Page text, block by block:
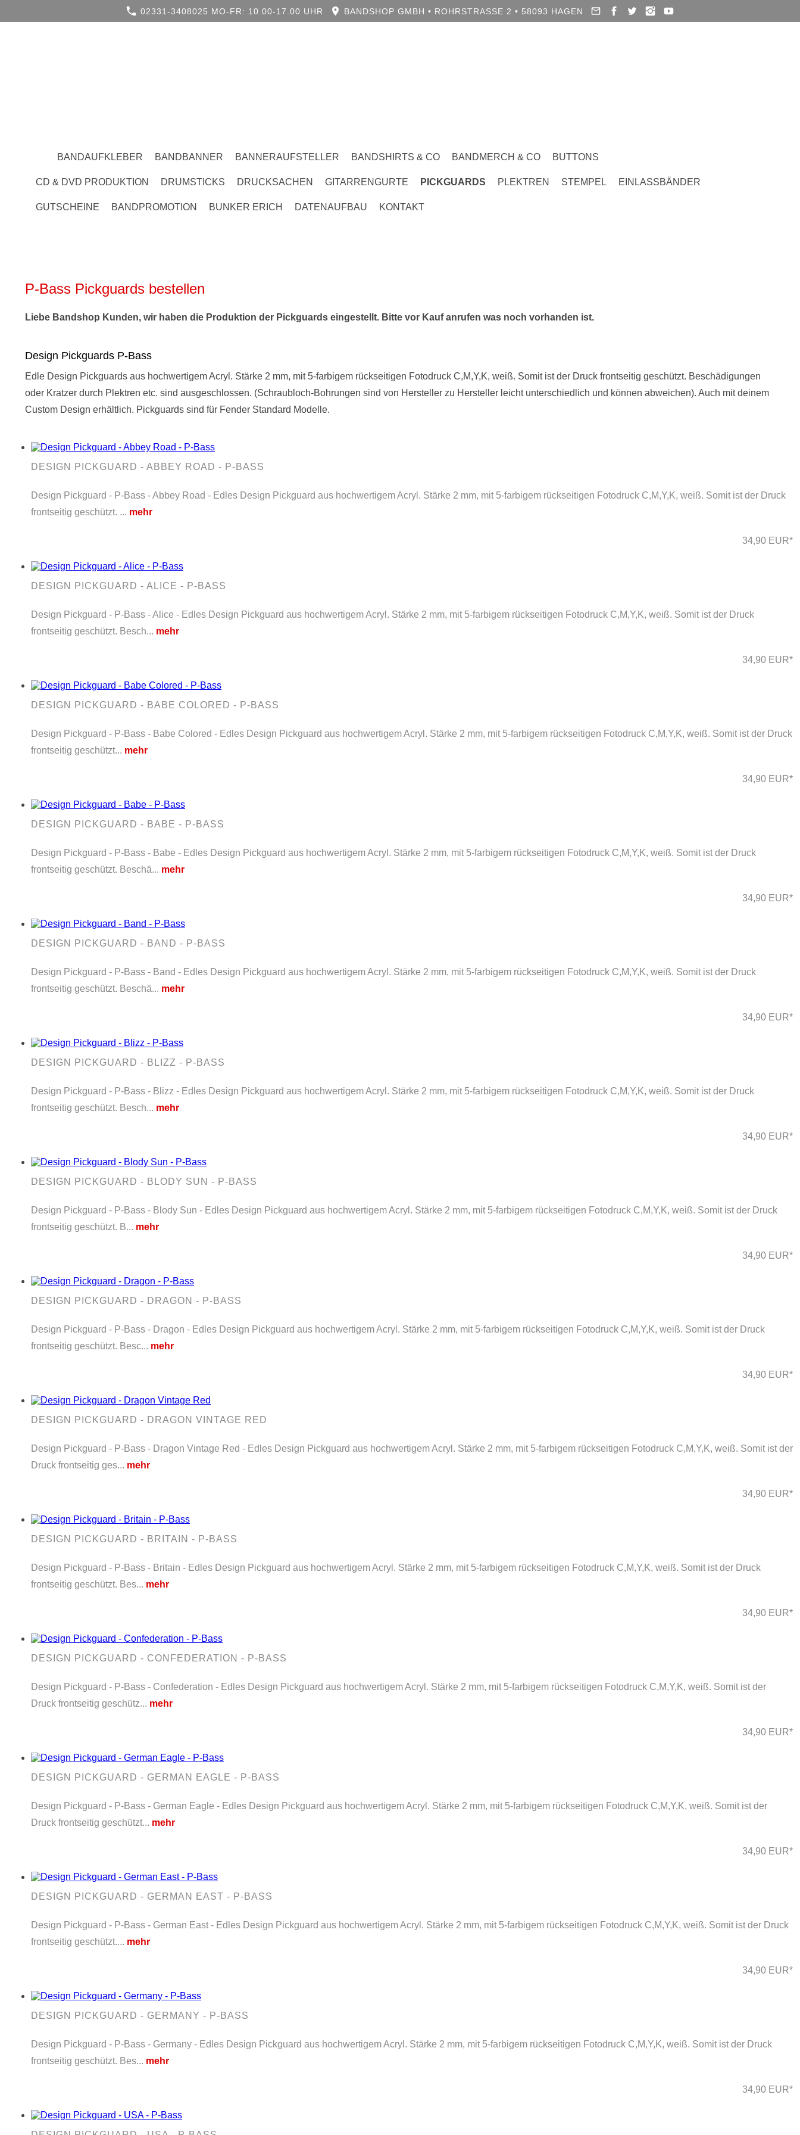
02331-3408025 MO-FR: 10.00-17.00 UHR BANDSHOP GMBH • ROHRSTRASSE 2 • 58093 HAGEN
BANDAUFKLEBER BANDBANNER BANNERAUFSTELLER BANDSHIRTS & CO BANDMERCH & CO BUTTONS
CD & DVD PRODUKTION DRUMSTICKS DRUCKSACHEN GITARRENGURTE PICKGUARDS PLEKTREN STEMPEL EINLASSBÄNDER
GUTSCHEINE BANDPROMOTION BUNKER ERICH DATENAUFBAU KONTAKT
P-Bass Pickguards bestellen
Liebe Bandshop Kunden, wir haben die Produktion der Pickguards eingestellt. Bitte vor Kauf anrufen was noch vorhanden ist.
Design Pickguards P-Bass
Edle Design Pickguards aus hochwertigem Acryl. Stärke 2 mm, mit 5-farbigem rückseitigen Fotodruck C,M,Y,K, weiß. Somit ist der Druck frontseitig geschützt. Beschädigungen
oder Kratzer durch Plektren etc. sind ausgeschlossen. (Schraubloch-Bohrungen sind von Hersteller zu Hersteller leicht unterschiedlich und können abweichen). Auch mit deinem
Custom Design erhältlich. Pickguards sind für Fender Standard Modelle.
DESIGN PICKGUARD - ABBEY ROAD - P-BASS
Design Pickguard - P-Bass - Abbey Road - Edles Design Pickguard aus hochwertigem Acryl. Stärke 2 mm, mit 5-farbigem rückseitigen Fotodruck C,M,Y,K, weiß. Somit ist der Druck
frontseitig geschützt. ... mehr
34,90 EUR*
DESIGN PICKGUARD - ALICE - P-BASS
Design Pickguard - P-Bass - Alice - Edles Design Pickguard aus hochwertigem Acryl. Stärke 2 mm, mit 5-farbigem rückseitigen Fotodruck C,M,Y,K, weiß. Somit ist der Druck
frontseitig geschützt. Besch... mehr
34,90 EUR*
DESIGN PICKGUARD - BABE COLORED - P-BASS
Design Pickguard - P-Bass - Babe Colored - Edles Design Pickguard aus hochwertigem Acryl. Stärke 2 mm, mit 5-farbigem rückseitigen Fotodruck C,M,Y,K, weiß. Somit ist der Druck
frontseitig geschützt... mehr
34,90 EUR*
DESIGN PICKGUARD - BABE - P-BASS
Design Pickguard - P-Bass - Babe - Edles Design Pickguard aus hochwertigem Acryl. Stärke 2 mm, mit 5-farbigem rückseitigen Fotodruck C,M,Y,K, weiß. Somit ist der Druck
frontseitig geschützt. Beschä... mehr
34,90 EUR*
DESIGN PICKGUARD - BAND - P-BASS
Design Pickguard - P-Bass - Band - Edles Design Pickguard aus hochwertigem Acryl. Stärke 2 mm, mit 5-farbigem rückseitigen Fotodruck C,M,Y,K, weiß. Somit ist der Druck
frontseitig geschützt. Beschä... mehr
34,90 EUR*
DESIGN PICKGUARD - BLIZZ - P-BASS
Design Pickguard - P-Bass - Blizz - Edles Design Pickguard aus hochwertigem Acryl. Stärke 2 mm, mit 5-farbigem rückseitigen Fotodruck C,M,Y,K, weiß. Somit ist der Druck
frontseitig geschützt. Besch... mehr
34,90 EUR*
DESIGN PICKGUARD - BLODY SUN - P-BASS
Design Pickguard - P-Bass - Blody Sun - Edles Design Pickguard aus hochwertigem Acryl. Stärke 2 mm, mit 5-farbigem rückseitigen Fotodruck C,M,Y,K, weiß. Somit ist der Druck
frontseitig geschützt. B... mehr
34,90 EUR*
DESIGN PICKGUARD - DRAGON - P-BASS
Design Pickguard - P-Bass - Dragon - Edles Design Pickguard aus hochwertigem Acryl. Stärke 2 mm, mit 5-farbigem rückseitigen Fotodruck C,M,Y,K, weiß. Somit ist der Druck
frontseitig geschützt. Besc... mehr
34,90 EUR*
DESIGN PICKGUARD - DRAGON VINTAGE RED
Design Pickguard - P-Bass - Dragon Vintage Red - Edles Design Pickguard aus hochwertigem Acryl. Stärke 2 mm, mit 5-farbigem rückseitigen Fotodruck C,M,Y,K, weiß. Somit ist der
Druck frontseitig ges... mehr
34,90 EUR*
DESIGN PICKGUARD - BRITAIN - P-BASS
Design Pickguard - P-Bass - Britain - Edles Design Pickguard aus hochwertigem Acryl. Stärke 2 mm, mit 5-farbigem rückseitigen Fotodruck C,M,Y,K, weiß. Somit ist der Druck
frontseitig geschützt. Bes... mehr
34,90 EUR*
DESIGN PICKGUARD - CONFEDERATION - P-BASS
Design Pickguard - P-Bass - Confederation - Edles Design Pickguard aus hochwertigem Acryl. Stärke 2 mm, mit 5-farbigem rückseitigen Fotodruck C,M,Y,K, weiß. Somit ist der
Druck frontseitig geschütz... mehr
34,90 EUR*
DESIGN PICKGUARD - GERMAN EAGLE - P-BASS
Design Pickguard - P-Bass - German Eagle - Edles Design Pickguard aus hochwertigem Acryl. Stärke 2 mm, mit 5-farbigem rückseitigen Fotodruck C,M,Y,K, weiß. Somit ist der
Druck frontseitig geschützt... mehr
34,90 EUR*
DESIGN PICKGUARD - GERMAN EAST - P-BASS
Design Pickguard - P-Bass - German East - Edles Design Pickguard aus hochwertigem Acryl. Stärke 2 mm, mit 5-farbigem rückseitigen Fotodruck C,M,Y,K, weiß. Somit ist der Druck
frontseitig geschützt.... mehr
34,90 EUR*
DESIGN PICKGUARD - GERMANY - P-BASS
Design Pickguard - P-Bass - Germany - Edles Design Pickguard aus hochwertigem Acryl. Stärke 2 mm, mit 5-farbigem rückseitigen Fotodruck C,M,Y,K, weiß. Somit ist der Druck
frontseitig geschützt. Bes... mehr
34,90 EUR*